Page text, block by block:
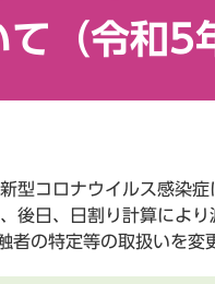
（令和5
型コロナウイルス感染症
後日、日割り計算により
の特定等の取扱いを変